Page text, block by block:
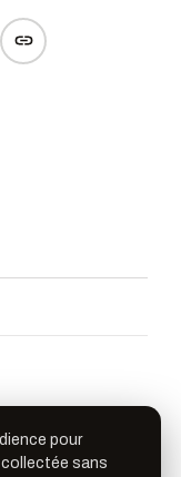
pour
collectée sans